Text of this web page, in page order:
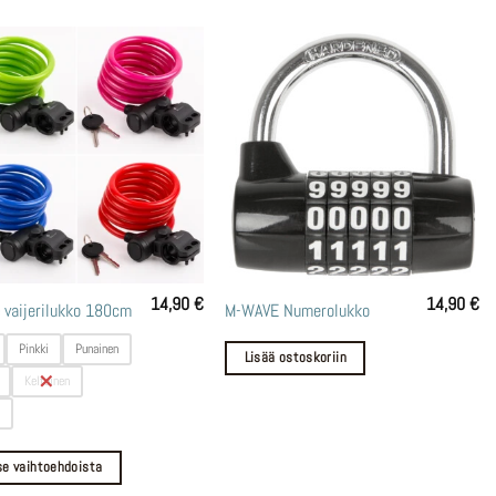
vaijerilukko 180cm
Pinkki
Punainen
Keltainen
14,90€
vaihtoehdoista
M-WAVE Numerolukko 14,90€
Lisää ostoskoriin